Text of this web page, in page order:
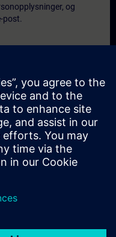
og
post.
et tilbud på et
eller på vårt SITRAIN-
for større grupper (6
kontaktinformasjon
oss.